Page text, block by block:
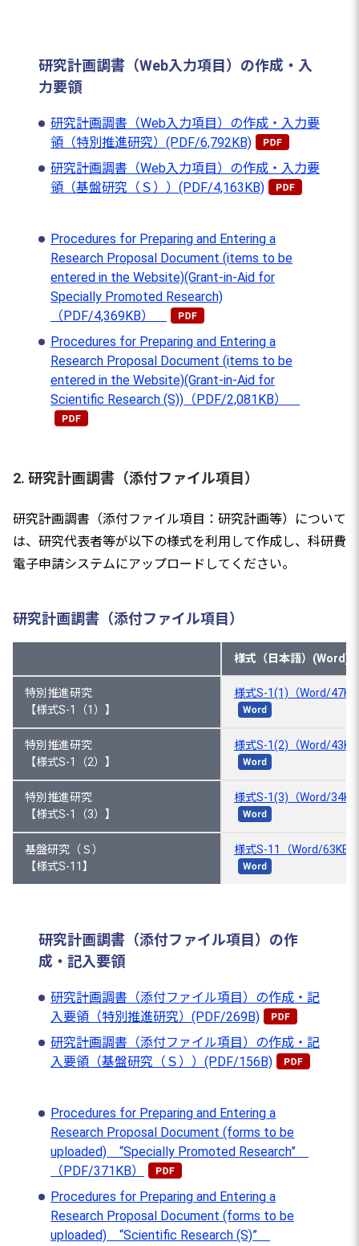
研究計画調書（Web入力項目）の作成・入
力要領
研究計画調書（Web入力項目）の作成・入力要
領（特別推進研究）(PDF/6,792KB)
研究計画調書（Web入力項目）の作成・入力要
領（基盤研究（Ｓ））(PDF/4,163KB)
Procedures for Preparing and Entering a
Research Proposal Document (items to be
entered in the Website)(Grant-in-Aid for
Specially Promoted Research)
（PDF/4,369KB）
Procedures for Preparing and Entering a
Research Proposal Document (items to be
entered in the Website)(Grant-in-Aid for
Scientific Research (S))（PDF/2,081KB）
2. 研究計画調書（添付ファイル項目）
研究計画調書（添付ファイル項目：研究計画等）について
は、研究代表者等が以下の様式を利用して作成し、科研費
電子申請システムにアップロードしてください。
研究計画調書（添付ファイル項目）
様式（日本語）(Word)
特別推進研究
【様式S-1（1）】
様式S-1(1)（Word/
特別推進研究
【様式S-1（2）】
様式S-1(2)（Word/
特別推進研究
【様式S-1（3）】
様式S-1(3)（Word/
基盤研究（Ｓ）
【様式S-11】
様式S-11（Word/63KB
研究計画調書（添付ファイル項目）の作
成・記入要領
研究計画調書（添付ファイル項目）の作成・記
入要領（特別推進研究）(PDF/269B)
研究計画調書（添付ファイル項目）の作成・記
入要領（基盤研究（Ｓ））(PDF/156B)
Procedures for Preparing and Entering a
Research Proposal Document (forms to be
uploaded) “Specially Promoted Research”
（PDF/371KB）
Procedures for Preparing and Entering a
Research Proposal Document (forms to be
uploaded) “Scientific Research (S)”